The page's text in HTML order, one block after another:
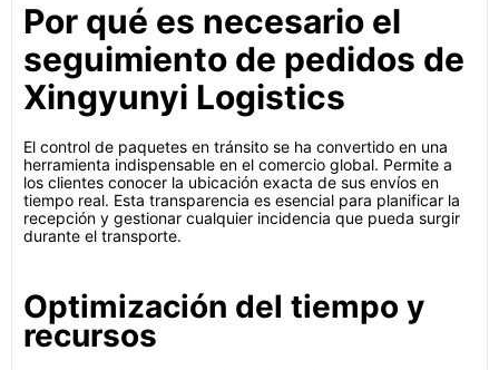
Por qué es necesario el
seguimiento de pedidos de
Xingyunyi Logistics
El control de paquetes en tránsito se ha convertido en una
herramienta indispensable en el comercio global. Permite a
los clientes conocer la ubicación exacta de sus envíos en
tiempo real. Esta transparencia es esencial para planificar la
recepción y gestionar cualquier incidencia que pueda surgir
durante el transporte.
Optimización del tiempo y
recursos